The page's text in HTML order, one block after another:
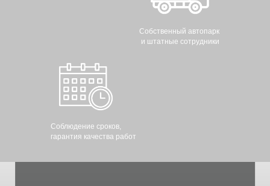
Собственный автопарк
и штатные сотрудники
Соблюдение сроков,
гарантия качества работ